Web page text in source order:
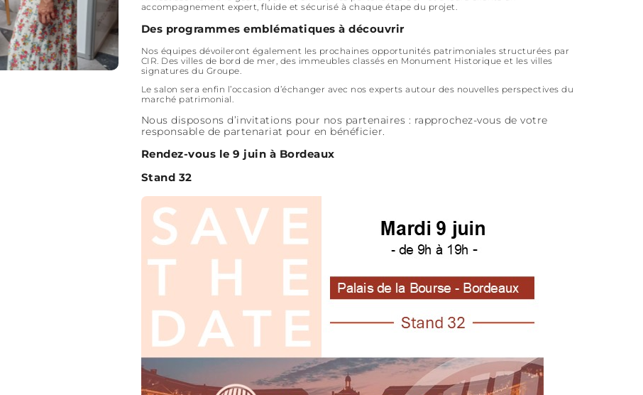
accompagnement expert, fluide et sécurisé à chaque étape du projet.
Des programmes emblématiques à découvrir
Nos équipes dévoileront également les prochaines opportunités patrimoniales structurées par
CIR. Des villes de bord de mer, des immeubles classés en Monument Historique et les villes
signatures du Groupe.
Le salon sera enfin l’occasion d’échanger avec nos experts autour des nouvelles perspectives du
marché patrimonial.
Nous disposons d’invitations pour nos partenaires : rapprochez-vous de votre
responsable de partenariat pour en bénéficier.
Rendez-vous le 9 juin à Bordeaux
Stand 32